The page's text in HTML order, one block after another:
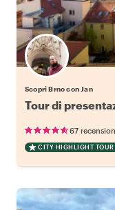
Scopri Brno con Jan
Tour di
67
CITY HIGHLIGHT TOUR